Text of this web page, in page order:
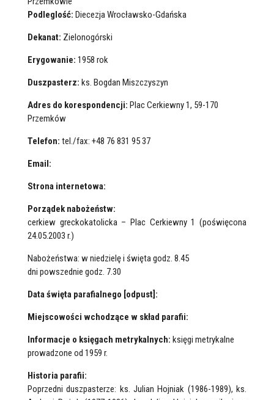
Podleglość: Diecezja Wrocławsko-Gdańska
Dekanat: Zielonogórski
Erygowanie: 1958 rok
Duszpasterz: ks. Bogdan Miszczyszyn
Adres do korespondencji: Plac Cerkiewny 1, 59-170
Przemków
Telefon: tel./fax: +48 76 831 95 37
Email:
Strona internetowa:
Porządek nabożeństw:
cerkiew greckokatolicka – Plac Cerkiewny 1 (poświęcona
24.05.2003 r.)
Nabożeństwa: w niedzielę i święta godz. 8.45
dni powszednie godz. 7.30
Data święta parafialnego [odpust]:
Miejscowości wchodzące w skład parafii:
Informacje o księgach metrykalnych: księgi metrykalne
prowadzone od 1959 r.
Historia parafii:
Poprzedni duszpasterze: ks. Julian Hojniak (1986-1989), ks.